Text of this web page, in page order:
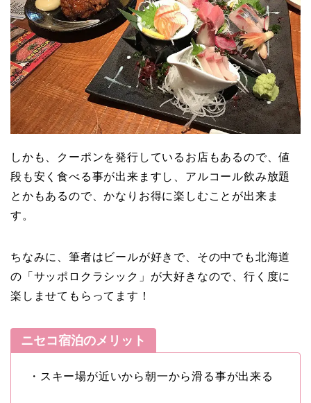
しかも、クーポンを発行しているお店もあるので、値
段も安く食べる事が出来ますし、アルコール飲み放題
とかもあるので、かなりお得に楽しむことが出来ま
す。
ちなみに、筆者はビールが好きで、その中でも北海道
の「サッポロクラシック」が大好きなので、行く度に
楽しませてもらってます！
ニセコ宿泊のメリット
・スキー場が近いから朝一から滑る事が出来る